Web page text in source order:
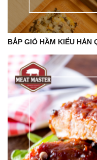
BẮP GIÒ HẦM KIỂU HÀN